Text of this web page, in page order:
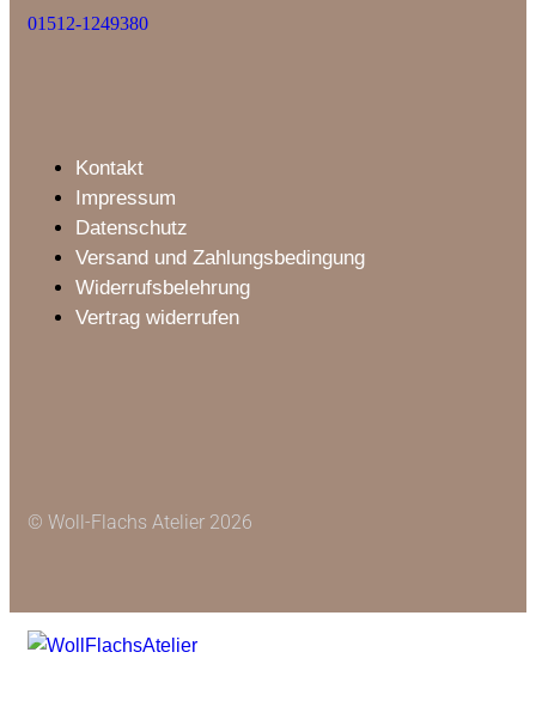
01512-1249380
Kontakt
Impressum
Datenschutz
Versand und Zahlungsbedingung
Widerrufsbelehrung
Vertrag widerrufen
© Woll-Flachs Atelier 2026